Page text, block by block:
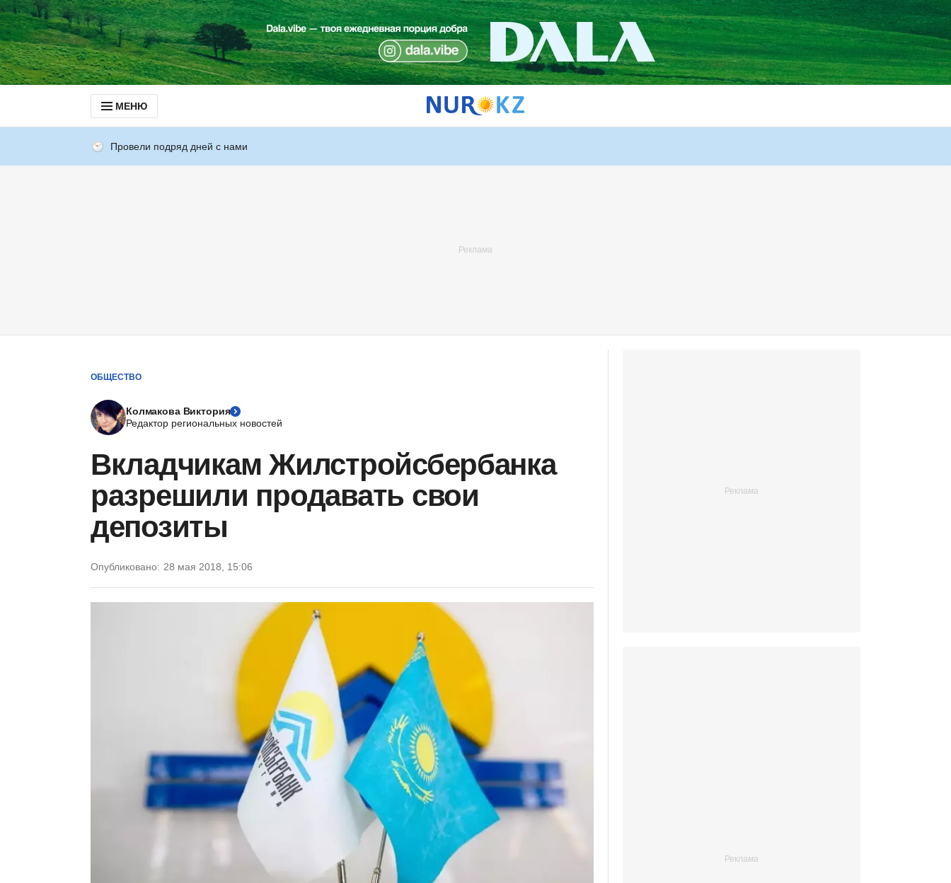
МЕНЮ
Провели подряд дней с нами
ОБЩЕСТВО
Колмакова Виктория
Редактор региональных новостей
Вкладчикам Жилстройсбербанка
разрешили продавать свои
депозиты
Опубликовано: 28 мая 2018, 15:06